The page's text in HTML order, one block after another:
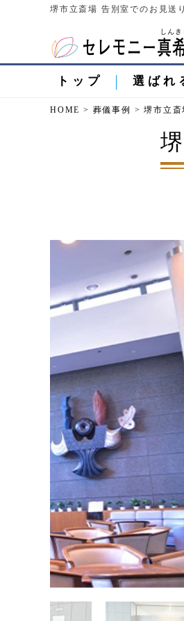
堺市立斎場 告別室でのお見送
トップ 選ばれ
HOME > 葬儀事例 >堺市立斎